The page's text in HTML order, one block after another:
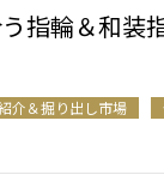
指輪＆和装
介＆掘り出し市場